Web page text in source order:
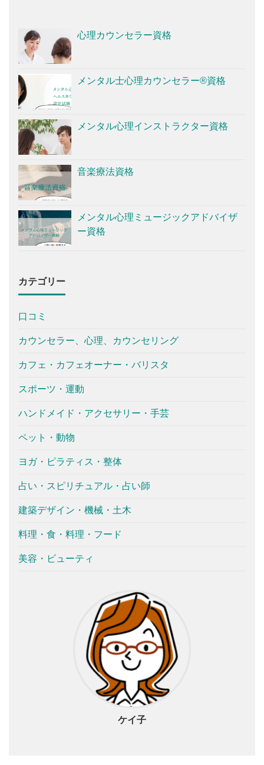
心理カウンセラー資格
メンタル士心理カウンセラー®資格
メンタル心理インストラクター資格
音楽療法資格
メンタル心理ミュージックアドバイザ
ー資格
カテゴリー
口コミ
カウンセラー、心理、カウンセリング
カフェ・カフェオーナー・バリスタ
スポーツ・運動
ハンドメイド・アクセサリー・手芸
ペット・動物
ヨガ・ピラティス・整体
占い・スピリチュアル・占い師
建築デザイン・機械・土木
料理・食・料理・フード
美容・ビューティ
ケイ子